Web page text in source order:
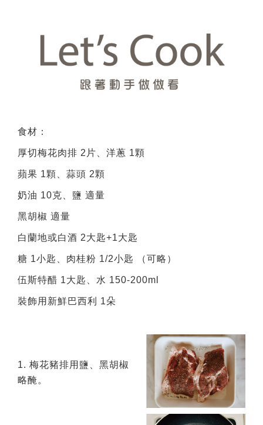
食材：
厚切梅花肉排 2片、洋蔥 1顆
蘋果 1顆、蒜頭 2顆
奶油 10克、鹽 適量
黑胡椒 適量
白蘭地或白酒 2大匙+1大匙
糖 1小匙、肉桂粉 1/2小匙 （可略）
伍斯特醋 1大匙、水 150-200ml
裝飾用新鮮巴西利 1朵
1. 梅花豬排用鹽、黑胡椒
略醃。